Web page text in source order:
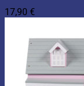
17,90 €